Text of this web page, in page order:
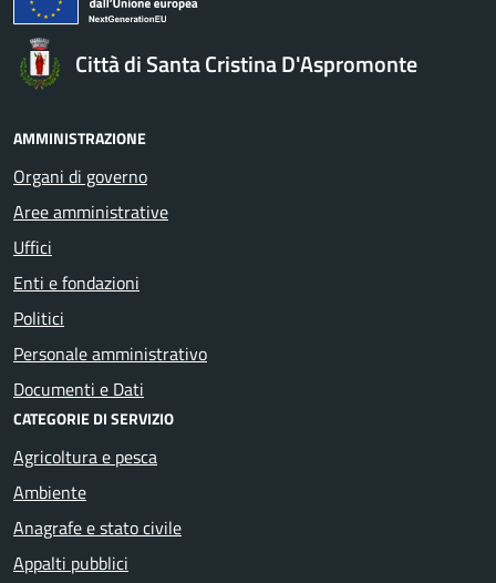
Città di Santa Cristina D'Aspromonte
AMMINISTRAZIONE
Organi di governo
Aree amministrative
Uffici
Enti e fondazioni
Politici
Personale amministrativo
Documenti e Dati
CATEGORIE DI SERVIZIO
Agricoltura e pesca
Ambiente
Anagrafe e stato civile
Appalti pubblici